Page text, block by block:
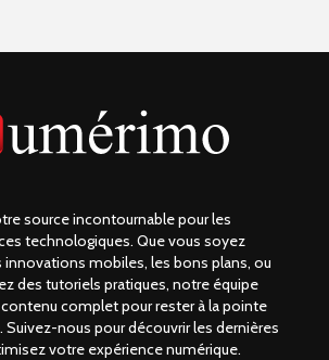
source incontournable pour les
technologiques. Que vous soyez
innovations mobiles, les bons plans, ou
des tutoriels pratiques, notre équipe
complet pour rester à la pointe
Suivez-nous pour découvrir les dernières
votre expérience numérique.